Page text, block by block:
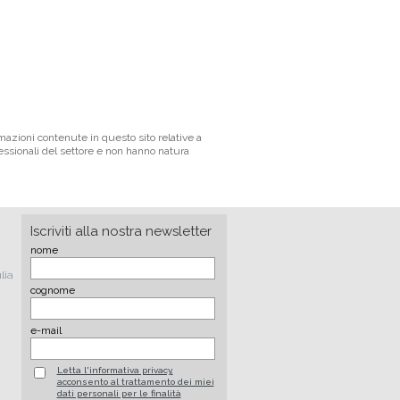
contenute in questo sito relative a
del settore e non hanno natura
Iscriviti alla nostra newsletter
nome
cognome
e-mail
Letta l'informativa privacy,
acconsento al trattamento dei miei
dati personali per le finalità